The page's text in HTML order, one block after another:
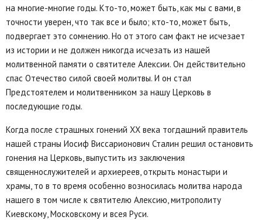
на многие-многие годы. Кто-то, может быть, как мы с вами, в
точности уверен, что так все и было; кто-то, может быть,
подвергает это сомнению. Но от этого сам факт не исчезает
из истории и не должен никогда исчезать из нашей
молитвенной памяти о святителе Алексии. Он действительно
спас Отечество силой своей молитвы. И он стал
Предстоятелем и молитвенником за нашу Церковь в
последующие годы.
Когда после страшных гонений XX века тогдашний правитель
нашей страны Иосиф Виссарионович Сталин решил остановить
гонения на Церковь, выпустить из заключения
священнослужителей и архиереев, открыть монастыри и
храмы, то в то время особенно возносилась молитва народа
нашего в том числе к святителю Алексию, митрополиту
Киевскому, Московскому и всея Руси.